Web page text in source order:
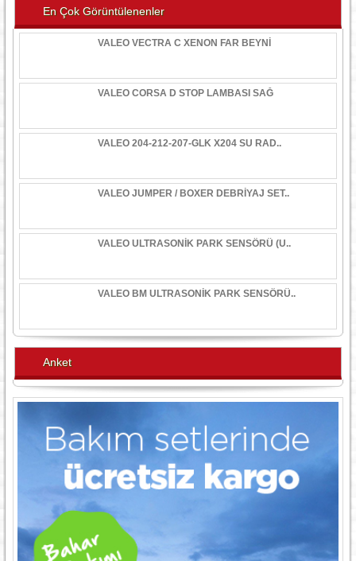
En Çok Görüntülenenler
VALEO VECTRA C XENON FAR BEYNİ
VALEO CORSA D STOP LAMBASI SAĞ
VALEO 204-212-207-GLK X204 SU RAD..
VALEO JUMPER / BOXER DEBRİYAJ SET..
VALEO ULTRASONİK PARK SENSÖRÜ (U..
VALEO BM ULTRASONİK PARK SENSÖRÜ..
Anket